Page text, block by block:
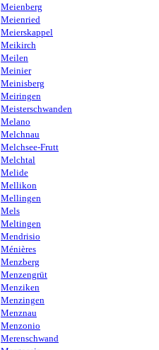
Meienberg
Meienried
Meierskappel
Meikirch
Meilen
Meinier
Meinisberg
Meiringen
Meisterschwanden
Melano
Melchnau
Melchsee-Frutt
Melchtal
Melide
Mellikon
Mellingen
Mels
Meltingen
Mendrisio
Ménières
Menzberg
Menzengrüt
Menziken
Menzingen
Menznau
Menzonio
Merenschwand